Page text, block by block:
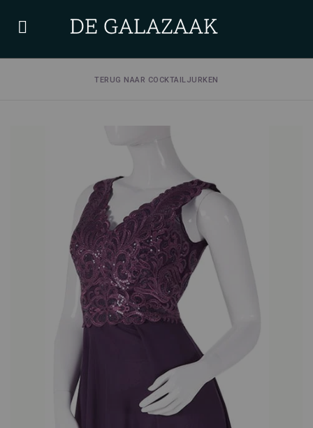
TERUG NAAR COCKTAILJURKEN